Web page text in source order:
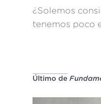
¿Solemos
tenemos poco
Último de